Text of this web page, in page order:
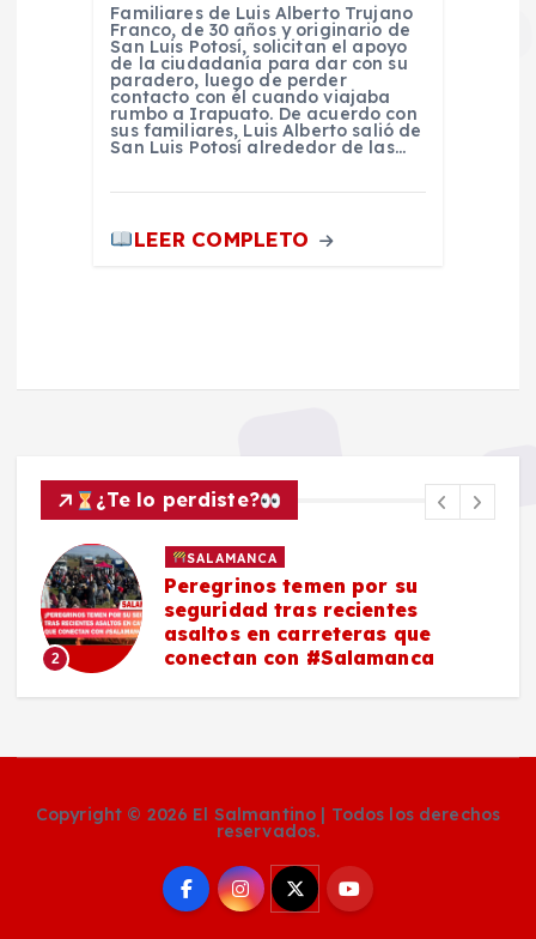
Familiares de Luis Alberto Trujano
Franco, de 30 años y originario de
San Luis Potosí, solicitan el apoyo
de la ciudadanía para dar con su
paradero, luego de perder
contacto con él cuando viajaba
rumbo a Irapuato. De acuerdo con
sus familiares, Luis Alberto salió de
San Luis Potosí alrededor de las…
LEER COMPLETO
¿Te lo perdiste?
2
SALAMANCA
Peregrinos temen por su
seguridad tras recientes
asaltos en carreteras que
conectan con #Salamanca
Copyright © 2026 El Salmantino | Todos los derechos
reservados.